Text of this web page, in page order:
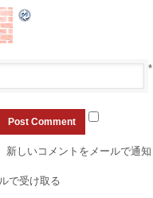
*
新しいコメントをメールで通知
で受け取る